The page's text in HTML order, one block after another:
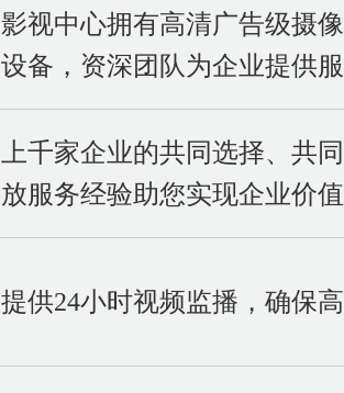
影视中心拥有高清广告级摄
设备，资深团队为企业提供
上千家企业的共同选择、共
放服务经验助您实现企业价
提供24小时视频监播，确保